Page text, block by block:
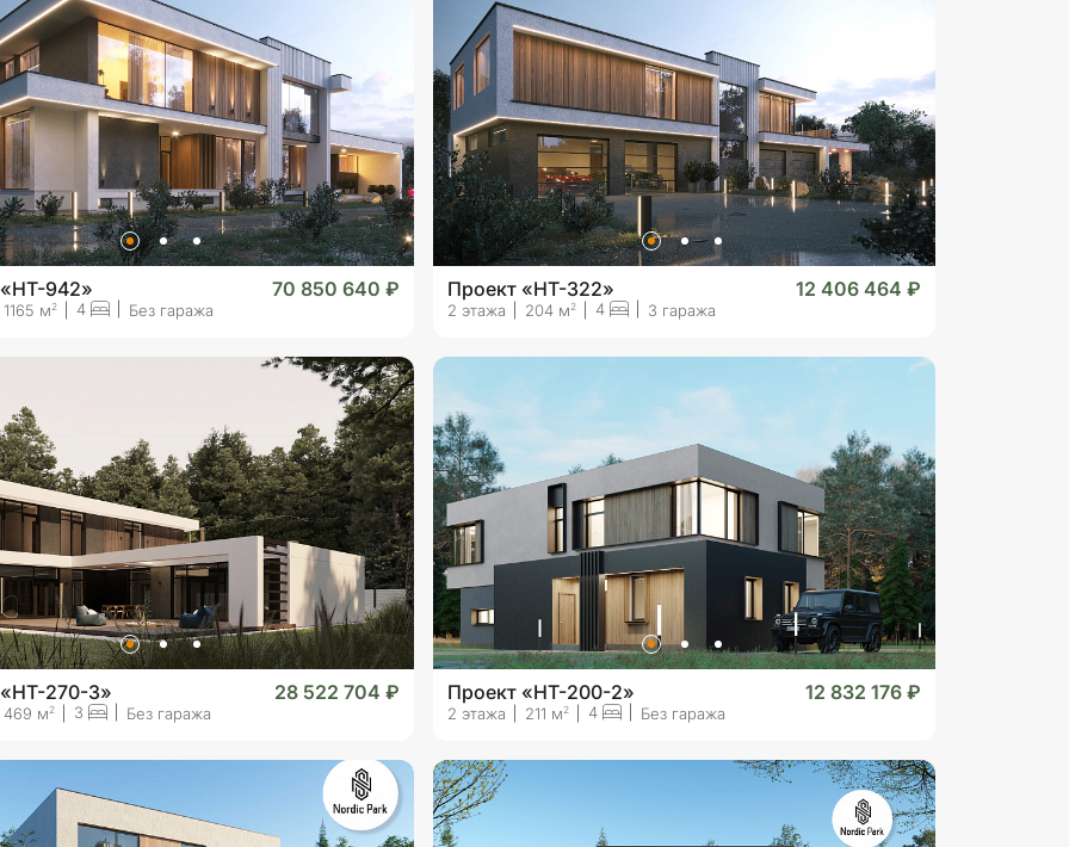
942» 70 850 640 ₽
1165 м2 4 Без гаража
Проект «HT-322» 12 406 464 ₽
2 этажа 204 м2 4 3 гаража
270-3» 28 522 704 ₽
469 м2 3 Без гаража
Проект «HT-200-2» 12 832 176 ₽
2 этажа 211 м2 4 Без гаража